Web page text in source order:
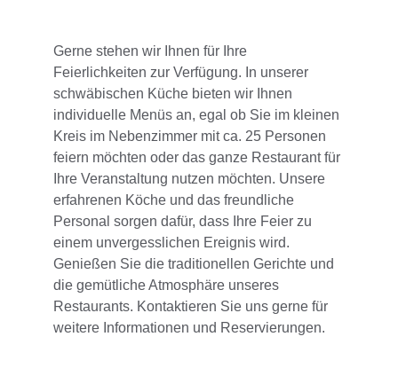
Gerne stehen wir Ihnen für Ihre
Feierlichkeiten zur Verfügung. In unserer
schwäbischen Küche bieten wir Ihnen
individuelle Menüs an, egal ob Sie im kleinen
Kreis im Nebenzimmer mit ca. 25 Personen
feiern möchten oder das ganze Restaurant für
Ihre Veranstaltung nutzen möchten. Unsere
erfahrenen Köche und das freundliche
Personal sorgen dafür, dass Ihre Feier zu
einem unvergesslichen Ereignis wird.
Genießen Sie die traditionellen Gerichte und
die gemütliche Atmosphäre unseres
Restaurants. Kontaktieren Sie uns gerne für
weitere Informationen und Reservierungen.